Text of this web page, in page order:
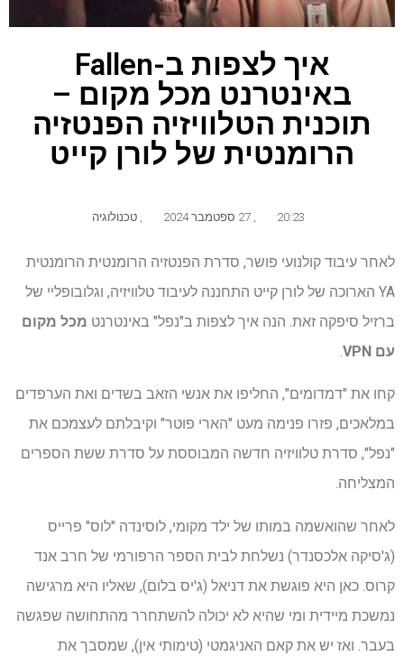
איך לצפות ב-Fallen
באינטרנט מכל מקום –
תוכנית הטלוויזיה הפנטזיה
הרומנטית של לורן קייט
20:23 טכנולוגיה
לאחר עיבוד קולנועי פושר, סדרת הפנטזיה הרומנטית הרומנטית
YA הארוכה של לורן קייט התחננה לעיבוד טלוויזיה, וגלובופליי של
ברזיל סיפקה זאת. הנה איך לצפות ב"נפל" באינטרנט מכל מקום
עם VPN
קחו את "דמדומים", החליפו את אנשי הזאב בשדים ואת הערפדים
במלאכים, פזרו פנימה מעט "הארי פוטר" וקיבלתם לעצמכם את
"נפל", סדרת טלוויזיה חדשה המבוססת על סדרת ששת הספרים
המצליחה.
לאחר שהואשמה במותו של ילד מקומי, לוסינדה "לוס" פרייס
(ג'סיקה אלכסנדר) נשלחת לבית הספר הרפורמי של חרב אנד
קרוס. כאן היא פוגשת את דניאל (ג'יס בלום), שאליו היא מרגישה
נמשכת מיידית ומי שהיא לא יכולה להשתחרר מהתחושה שפגשה
בעבר. ואז יש את קאם האניגמטי (טימותי אין), שמסבך את